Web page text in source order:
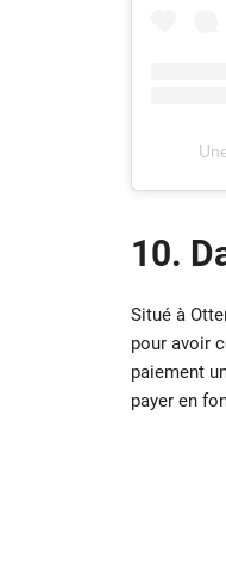
10.
Situé à
pour avoir
paiement
payer en